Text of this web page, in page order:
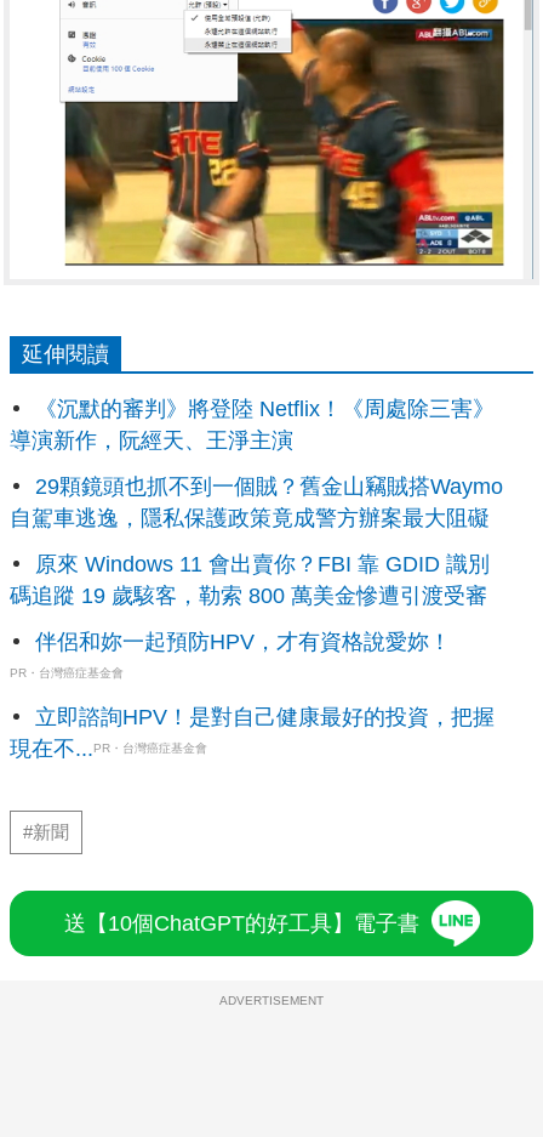
延伸閱讀
《沉默的審判》將登陸 Netflix！《周處除三害》
導演新作，阮經天、王淨主演
29顆鏡頭也抓不到一個賊？舊金山竊賊搭Waymo
自駕車逃逸，隱私保護政策竟成警方辦案最大阻礙
原來 Windows 11 會出賣你？FBI 靠 GDID 識別
碼追蹤 19 歲駭客，勒索 800 萬美金慘遭引渡受審
伴侶和妳一起預防HPV，才有資格說愛妳！
PR・台灣癌症基金會
立即諮詢HPV！是對自己健康最好的投資，把握
現在不...PR・台灣癌症基金會
#新聞
送【10個ChatGPT的好工具】電子書
ADVERTISEMENT